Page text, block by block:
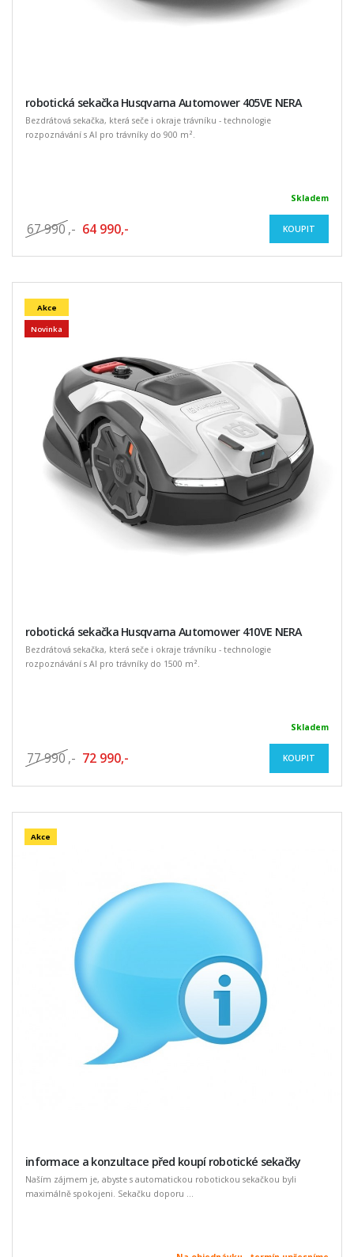
robotická sekačka Husqvarna Automower 405VE NERA
Bezdrátová sekačka, která seče i okraje trávníku - technologie
rozpoznávání s AI pro trávníky do 900 m².
Skladem
67 990 ,- 64 990,- KOUPIT
Akce
Novinka
robotická sekačka Husqvarna Automower 410VE NERA
Bezdrátová sekačka, která seče i okraje trávníku - technologie
rozpoznávání s AI pro trávníky do 1500 m².
Skladem
77 990 ,- 72 990,- KOUPIT
Akce
informace a konzultace před koupí robotické sekačky
Naším zájmem je, abyste s automatickou robotickou sekačkou byli
maximálně spokojeni. Sekačku doporu ...